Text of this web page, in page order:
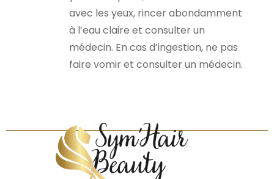
avec les yeux, rincer abondamment
à l’eau claire et consulter un
médecin. En cas d’ingestion, ne pas
faire vomir et consulter un médecin.